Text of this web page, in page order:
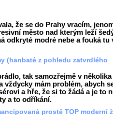
že se do Prahy vracím,
město nad kterým leží
odkryté modré nebe a fouká tu
(hanbaté z pohledu zatvrdlého
tak samozřejmě v několika
vždycky mám problém, abych
a hře, že si to žádá a je to
a to odříkání.
prostě TOP moderní